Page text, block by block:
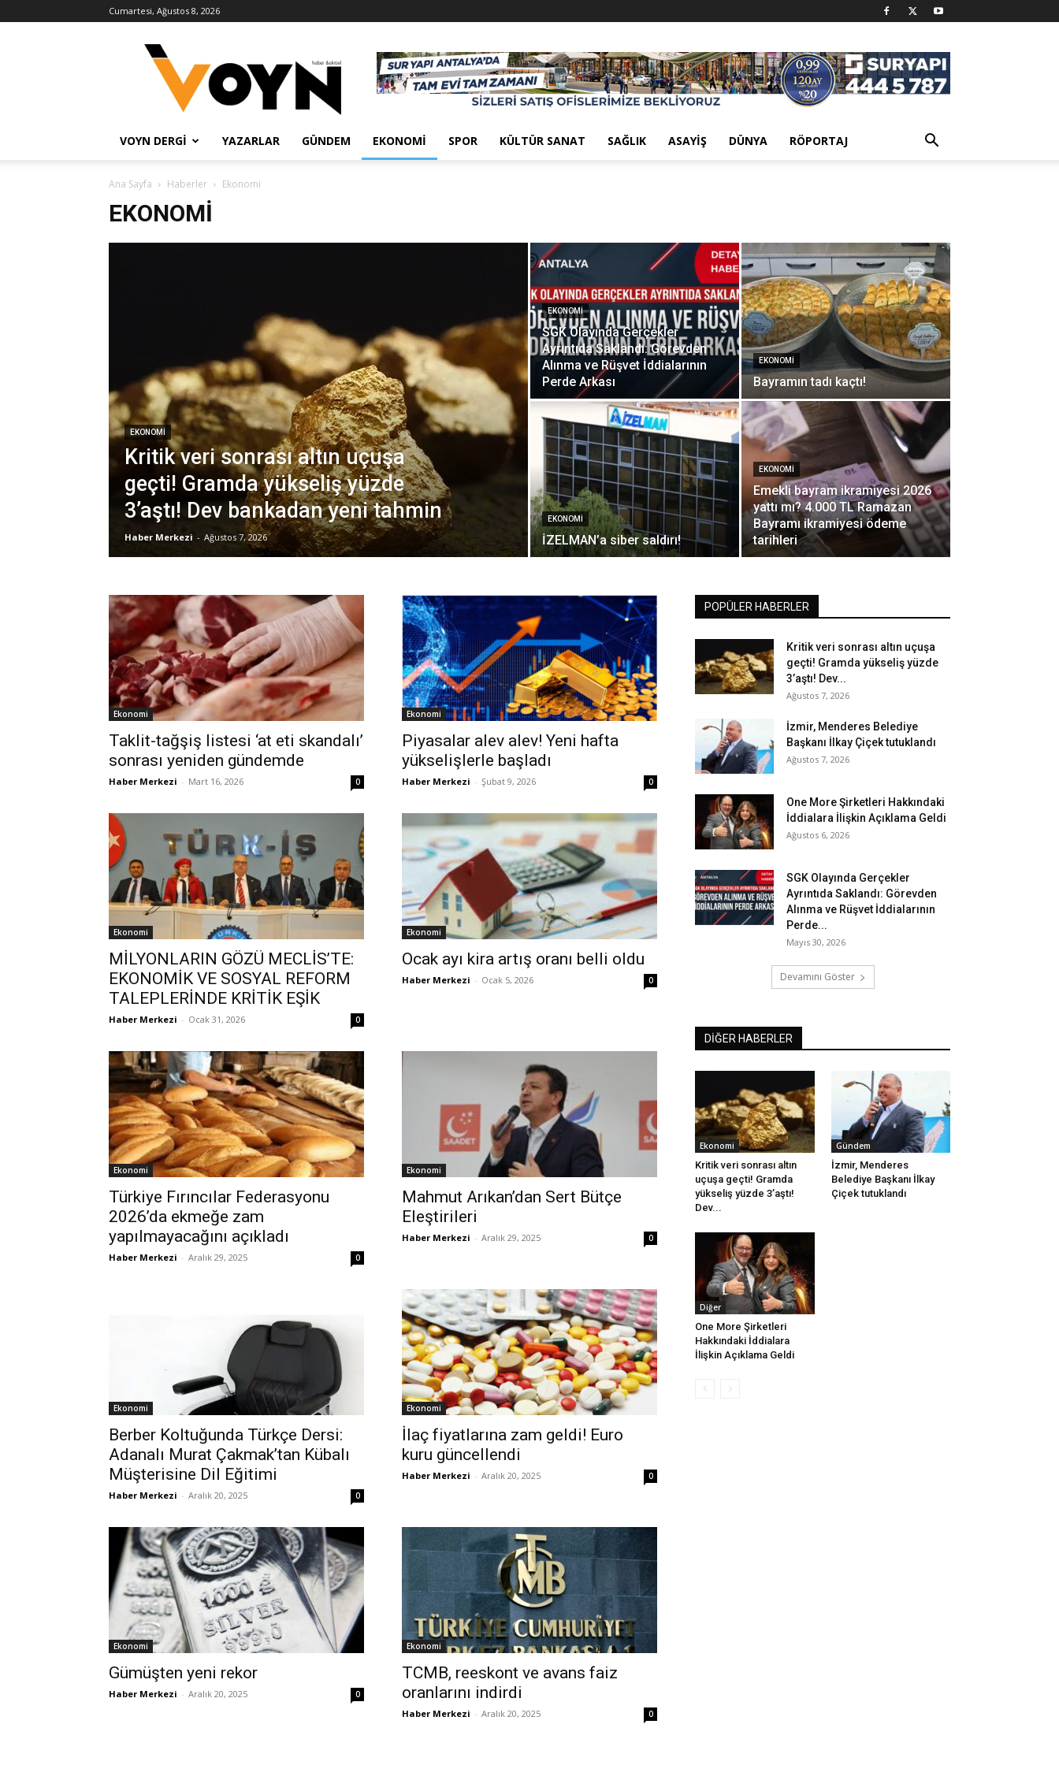
Cumartesi, Ağustos 8, 2026
Haber
VOYN DERGI YAZARLAR GÜNDEM EKONOMI SPOR KÜLTÜR SANAT SAĞLIK ASAYIŞ DÜNYA RÖPORTAJ
Ana Sayfa Haberler Ekonomi
EKONOMI
EKONOMI
Kritik veri sonrası altın uçuşa
geçti! Gramda yükseliş yüzde
3’aştı! Dev bankadan yeni tahmin
Haber Merkezi - Ağustos 7, 2026
EKONOMI
SGK Olayında Gerçekler
Ayrıntıda Saklandı: Görevden
Alınma ve Rüşvet İddialarının
Perde Arkası
EKONOMI
Bayramın tadı kaçtı!
EKONOMI
İZELMAN’a siber saldırı!
EKONOMI
Emekli bayram ikramiyesi 2026
yattı mı? 4.000 TL Ramazan
Bayramı ikramiyesi ödeme
tarihleri
Ekonomi
Taklit-tağşiş listesi ‘at eti skandalı’
sonrası yeniden gündemde
Haber Merkezi - Mart 16, 2026 0
Ekonomi
Piyasalar alev alev! Yeni hafta
yükselişlerle başladı
Haber Merkezi - Şubat 9, 2026 0
Ekonomi
MİLYONLARIN GÖZÜ MECLİS’TE:
EKONOMİK VE SOSYAL REFORM
TALEPLERİNDE KRİTİK EŞİK
Haber Merkezi - Ocak 31, 2026 0
Ekonomi
Ocak ayı kira artış oranı belli oldu
Haber Merkezi - Ocak 5, 2026 0
Ekonomi
Türkiye Fırıncılar Federasyonu
2026’da ekmeğe zam
yapılmayacağını açıkladı
Haber Merkezi - Aralık 29, 2025 0
Ekonomi
Mahmut Arıkan’dan Sert Bütçe
Eleştirileri
Haber Merkezi - Aralık 29, 2025 0
Ekonomi
Berber Koltuğunda Türkçe Dersi:
Adanalı Murat Çakmak’tan Kübalı
Müşterisine Dil Eğitimi
Haber Merkezi - Aralık 20, 2025 0
Ekonomi
İlaç fiyatlarına zam geldi! Euro
kuru güncellendi
Haber Merkezi - Aralık 20, 2025 0
Ekonomi
Gümüşten yeni rekor
Haber Merkezi - Aralık 20, 2025 0
Ekonomi
TCMB, reeskont ve avans faiz
oranlarını indirdi
Haber Merkezi - Aralık 20, 2025 0
POPÜLER HABERLER
Kritik veri sonrası altın uçuşa
geçti! Gramda yükseliş yüzde
3’aştı! Dev...
Ağustos 7, 2026
İzmir, Menderes Belediye
Başkanı İlkay Çiçek tutuklandı
Ağustos 7, 2026
One More Şirketleri Hakkındaki
İddialara İlişkin Açıklama Geldi
Ağustos 6, 2026
SGK Olayında Gerçekler
Ayrıntıda Saklandı: Görevden
Alınma ve Rüşvet İddialarının
Perde...
Mayıs 30, 2026
Devamını Göster
DİĞER HABERLER
Ekonomi
Kritik veri sonrası altın
uçuşa geçti! Gramda
yükseliş yüzde 3’aştı!
Dev...
Gündem
İzmir, Menderes
Belediye Başkanı İlkay
Çiçek tutuklandı
Diğer
One More Şirketleri
Hakkındaki İddialara
İlişkin Açıklama Geldi